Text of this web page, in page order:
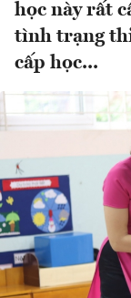
học này rất
tình trạng
cấp học...